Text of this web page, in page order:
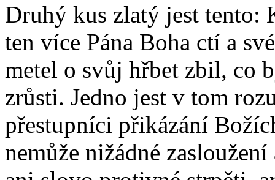
Druhý kus zlatý jest tento:
ten více Pána Boha ctí a
metel o svůj hřbet zbil, co
zrůsti. Jedno jest v tom
přestupníci přikázání
nemůže nižádné